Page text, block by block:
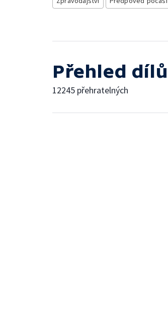
Přehled dílů
12245 přehratelných